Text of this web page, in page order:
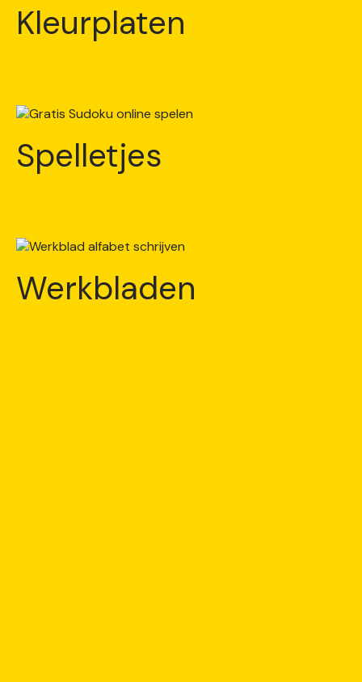
Kleurplaten
Spelletjes
Werkbladen